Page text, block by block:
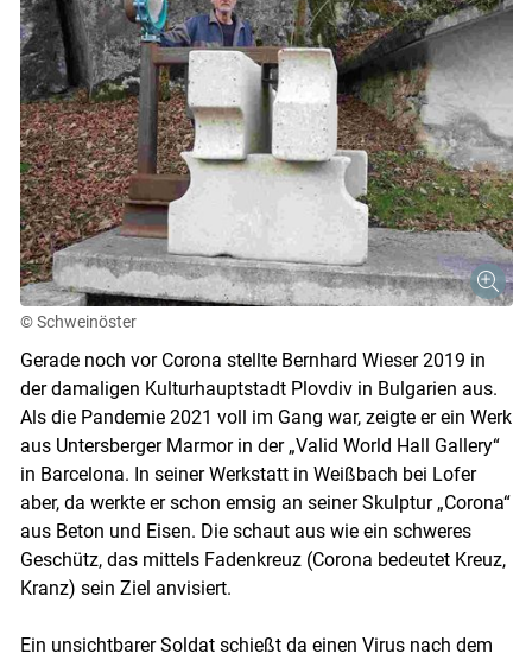
Skip to main content
© Schweinöster
Gerade noch vor Corona stellte Bernhard Wieser 2019 in
der damaligen Kulturhauptstadt Plovdiv in Bulgarien aus.
Als die Pandemie 2021 voll im Gang war, zeigte er ein Werk
aus Untersberger Marmor in der „Valid World Hall Gallery“
in Barcelona. In seiner Werkstatt in Weißbach bei Lofer
aber, da werkte er schon emsig an seiner Skulptur „Corona“
aus Beton und Eisen. Die schaut aus wie ein schweres
Geschütz, das mittels Fadenkreuz (Corona bedeutet Kreuz,
Kranz) sein Ziel anvisiert.
Ein unsichtbarer Soldat schießt da einen Virus nach dem